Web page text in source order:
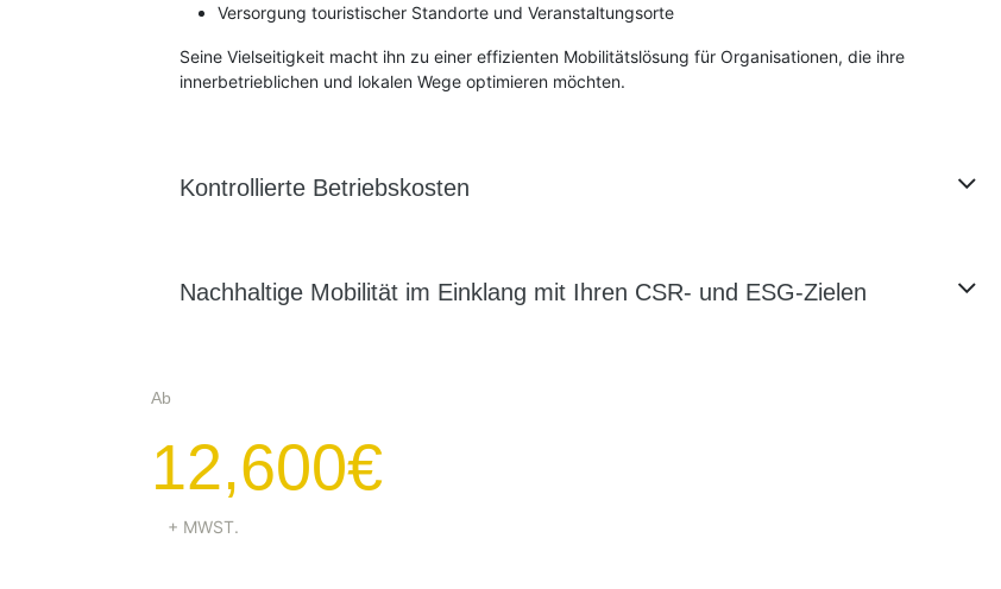
Versorgung touristischer Standorte und Veranstaltungsorte
Seine Vielseitigkeit macht ihn zu einer effizienten Mobilitätslösung für Organisationen, die ihre
innerbetrieblichen und lokalen Wege optimieren möchten.
Kontrollierte Betriebskosten
Nachhaltige Mobilität im Einklang mit Ihren CSR- und ESG-Zielen
Ab
12,600€
​+ MWST.